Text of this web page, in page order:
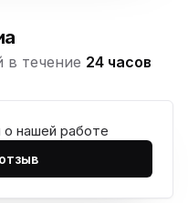
течение 24 часов
нашей работе